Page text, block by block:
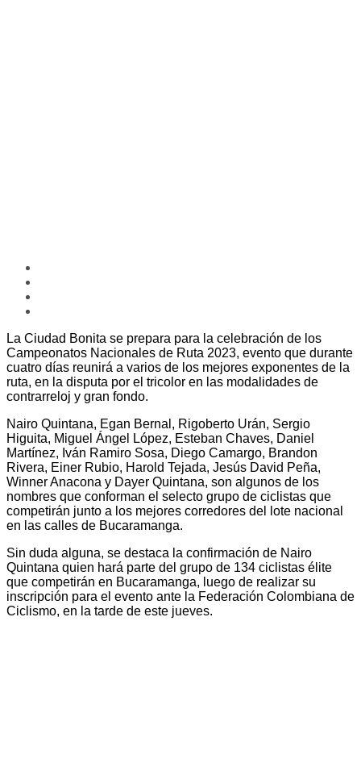
La Ciudad Bonita se prepara para la celebración de los
Campeonatos Nacionales de Ruta 2023, evento que durante
cuatro días reunirá a varios de los mejores exponentes de la
ruta, en la disputa por el tricolor en las modalidades de
contrarreloj y gran fondo.
Nairo Quintana, Egan Bernal, Rigoberto Urán, Sergio
Higuita, Miguel Ángel López, Esteban Chaves, Daniel
Martínez, Iván Ramiro Sosa, Diego Camargo, Brandon
Rivera, Einer Rubio, Harold Tejada, Jesús David Peña,
Winner Anacona y Dayer Quintana, son algunos de los
nombres que conforman el selecto grupo de ciclistas que
competirán junto a los mejores corredores del lote nacional
en las calles de Bucaramanga.
Sin duda alguna, se destaca la confirmación de Nairo
Quintana quien hará parte del grupo de 134 ciclistas élite
que competirán en Bucaramanga, luego de realizar su
inscripción para el evento ante la Federación Colombiana de
Ciclismo, en la tarde de este jueves.